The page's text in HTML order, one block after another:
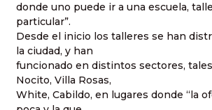
donde uno puede ir a una escuela,
particular”.
Desde el inicio los talleres se han
la ciudad, y han
funcionado en distintos sectores,
Nocito, Villa Rosas,
White, Cabildo, en lugares donde “la